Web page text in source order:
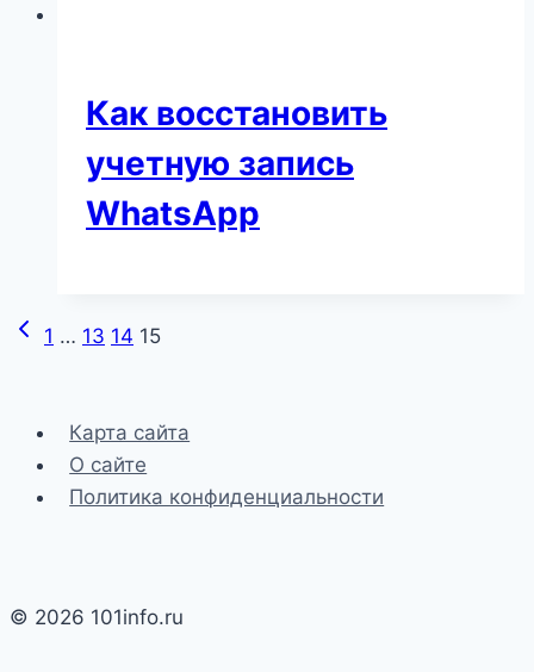
Как восстановить
учетную запись
WhatsApp
Навигация
страницам
Предыдущая
1 … 13 14 15
Карта сайта
О сайте
Политика конфиденциальности
© 2026 101info.ru